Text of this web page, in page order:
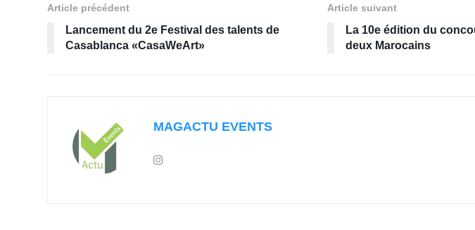
Article précédent
Lancement du 2e Festival des talents de
Casablanca «CasaWeArt»
Article suivant
La 10e édition du
deux Marocains
MAGACTU EVENTS